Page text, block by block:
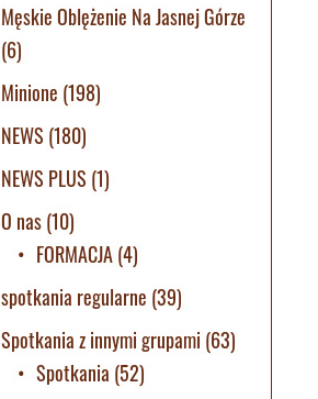
Męskie Oblężenie Na Jasnej Górze
(6)
Minione (198)
NEWS (180)
NEWS PLUS (1)
O nas(10)
FORMACJA(4)
spotkania regularne (39)
Spotkania z innymi grupami (63)
Spotkania (52)